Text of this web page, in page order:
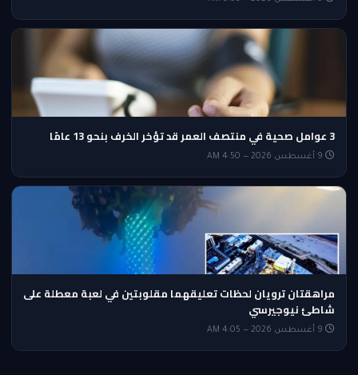
3 عوامل صحية في منتصف العمر قد تؤخر الخرف بنحو 13 عامًا
مراهقتان ترويان لحظات تعليقهما مقلوبتين في لعبة معطلة على
شاطئ نيوجيرسي